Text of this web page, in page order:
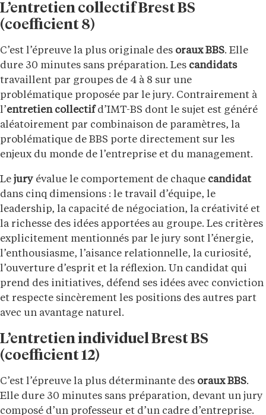
L’entretien collectif Brest BS
(coefficient 8)
C’est l’épreuve la plus originale des oraux BBS. Elle
dure 30 minutes sans préparation. Les candidats
travaillent par groupes de 4 à 8 sur une
problématique proposée par le jury. Contrairement à
l’entretien collectif d’IMT-BS dont le sujet est généré
aléatoirement par combinaison de paramètres, la
problématique de BBS porte directement sur les
enjeux du monde de l’entreprise et du management.
Le jury évalue le comportement de chaque candidat
dans cinq dimensions : le travail d’équipe, le
leadership, la capacité de négociation, la créativité et
la richesse des idées apportées au groupe. Les critères
explicitement mentionnés par le jury sont l’énergie,
l’enthousiasme, l’aisance relationnelle, la curiosité,
l’ouverture d’esprit et la réflexion. Un candidat qui
prend des initiatives, défend ses idées avec conviction
et respecte sincèrement les positions des autres part
avec un avantage naturel.
L’entretien individuel Brest BS
(coefficient 12)
C’est l’épreuve la plus déterminante des oraux BBS.
Elle dure 30 minutes sans préparation, devant un jury
composé d’un professeur et d’un cadre d’entreprise.